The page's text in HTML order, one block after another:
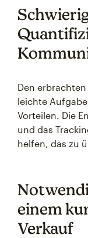
Den
leichte
Vorteilen. Die
und das
helfen, das zu
einem
Verkauf